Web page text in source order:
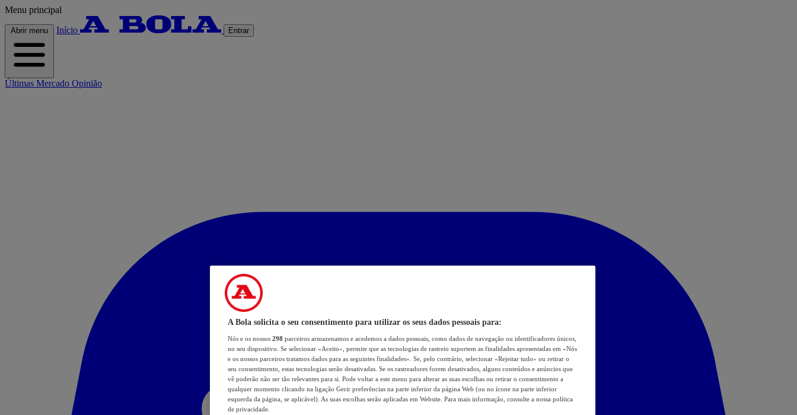
Menu principal
Abrir menu Início Entrar
Últimas Mercado Opinião
A Bola solicita o seu consentimento para utilizar os seus dados pessoais para:
Nós e os nossos 298 parceiros armazenamos e acedemos a dados pessoais, como dados de navegação ou identificadores únicos,
no seu dispositivo. Se selecionar «Aceito», permite que as tecnologias de rastreio suportem as finalidades apresentadas em «Nós
e os nossos parceiros tratamos dados para as seguintes finalidades». Se, pelo contrário, selecionar «Rejeitar tudo» ou retirar o
seu consentimento, estas tecnologias serão desativadas. Se os rastreadores forem desativados, alguns conteúdos e anúncios que
vê poderão não ser tão relevantes para si. Pode voltar a este menu para alterar as suas escolhas ou retirar o consentimento a
qualquer momento clicando na ligação Gerir preferências na parte inferior da página Web (ou no ícone na parte inferior
esquerda da página, se aplicável). As suas escolhas serão aplicadas em Website. Para mais informação, consulte a nossa política
de privacidade.